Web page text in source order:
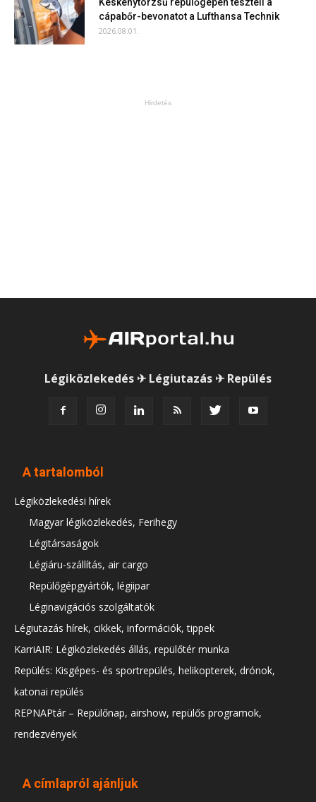
cápabőr-bevonatot a Lufthansa Technik
2026.08.01.
Hirdetés
Légiközlekedés ✈ Légiutazás ✈ Repülés
A tartalomból
Légiközlekedési hírek
Magyar légiközlekedés, Ferihegy
Légitársaságok
Légiáru-szállítás, air cargo
Repülőgépgyártók, légiipar
Léginavigációs szolgáltatók
Légiutazás hírek, cikkek, információk, tippek
KarriAIR: Légiközlekedés állás, repülőtér munka
Repülés: Kisgépes- és sportrepülés, helikopterek, drónok,
katonai repülés
REPNAPtár – Repülőnap, airshow, repülős programok,
rendezvények
A címlapról ajánljuk